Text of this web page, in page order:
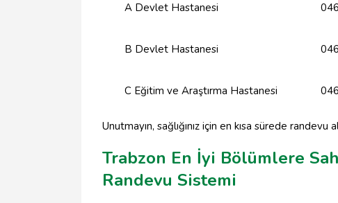
A Devlet Hastanesi
B Devlet Hastanesi
C Eğitim ve Araştırma Hastanesi
Unutmayın, sağlığınız için en kısa sürede randevu
Trabzon En İyi Bölümlere
Randevu Sistemi